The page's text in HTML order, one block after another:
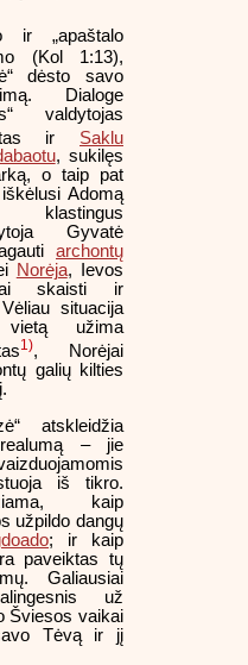
ir „apaštalo
(Kol 1:13),
dėsto savo
Dialoge
valdytojas
ir Saklu
, sukilęs
o taip pat
Adomą
klastingus
Gyvatė
archontų
Norėja, Ievos
skaisti ir
situacija
užima
1), Norėjai
galių kilties
atskleidžia
– jie
iš tikro.
kaip
užpildo dangų
; ir kaip
paveiktas tų
Galiausiai
už
Šviesos vaikai
Tėvą ir jį